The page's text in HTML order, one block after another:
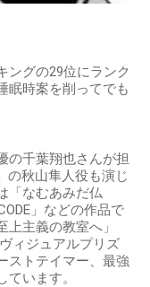
ングの29位にランク
眠時案を削ってでも
の千葉翔也さんが担
の秋山隼人役も演じ
「なむあみだ仏
」などの作品で
主義の教室へ」
ィジュアルプリズ
ストテイマー、最強
います。